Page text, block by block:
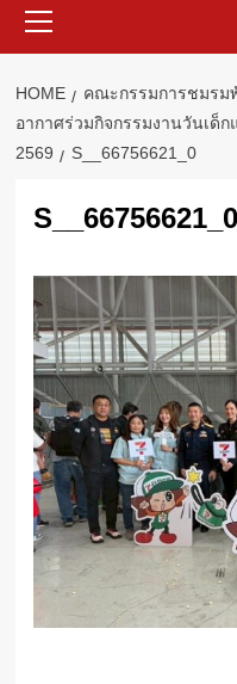
Menu
HOME
คณะกรรมการชมรม
อากาศร่วมกิจกรรมงานวันเด็
2569
S__66756621_0
S__66756621_0